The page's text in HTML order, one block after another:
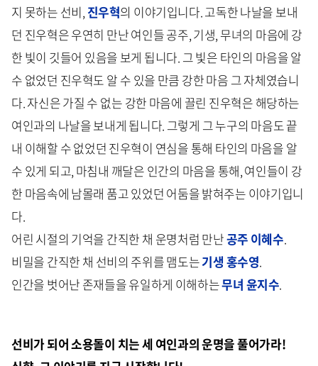
지 못하는 선비, 진우혁의 이야기입니다. 고독한 나날을 보내
던 진우혁은 우연히 만난 여인들 공주, 기생, 무녀의 마음에 강
한 빛이 깃들어 있음을 보게 됩니다. 그 빛은 타인의 마음을 알
수 없었던 진우혁도 알 수 있을 만큼 강한 마음 그 자체였습니
다. 자신은 가질 수 없는 강한 마음에 끌린 진우혁은 해당하는
여인과의 나날을 보내게 됩니다. 그렇게 그 누구의 마음도 끝
내 이해할 수 없었던 진우혁이 연심을 통해 타인의 마음을 알
수 있게 되고, 마침내 깨달은 인간의 마음을 통해, 여인들이 강
한 마음속에 남몰래 품고 있었던 어둠을 밝혀주는 이야기입니
다.
어린 시절의 기억을 간직한 채 운명처럼 만난공주 이혜수.
비밀을 간직한 채 선비의 주위를 맴도는기생 홍수영.
인간을 벗어난 존재들을 유일하게 이해하는무녀 윤지수.
선비가 되어 소용돌이 치는 세 여인과의 운명을 풀어가라!